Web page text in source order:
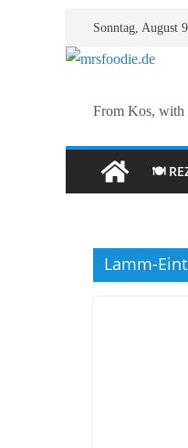
Inhalt
Sonntag, August
From Kos, with
🍽️
Lamm-